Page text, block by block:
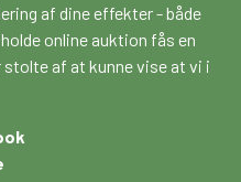
af dine effekter - både
online auktion fås en
af at kunne vise at vi i